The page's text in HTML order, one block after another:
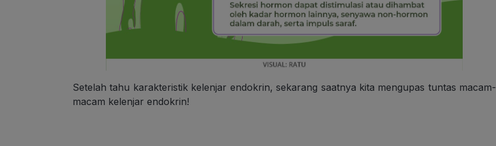
Setelah tahu karakteristik kelenjar endokrin, sekarang saatnya kita mengupas tuntas macam-
macam kelenjar endokrin!